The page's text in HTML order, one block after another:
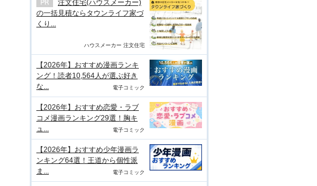
注文住宅(ハウスメーカー)
の一括見積ならタウンライフ家づ
くり...
ハウスメーカー 注文住宅
【2026年】おすすめ漫画ランキ
ング！読者10,564人が選ぶ好き
な...
電子コミック
【2026年】おすすめ恋愛・ラブ
コメ漫画ランキング29選！胸キ
ュ...
電子コミック
【2026年】おすすめ少年漫画ラ
ンキング64選！王道から個性派
ま...
電子コミック